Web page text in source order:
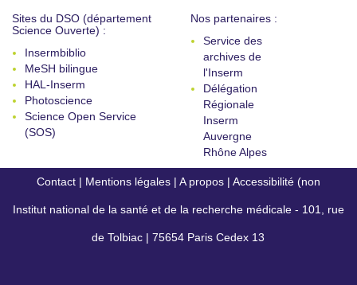
Sites du DSO (département
Science Ouverte) :
Insermbiblio
MeSH bilingue
HAL-Inserm
Photoscience
Science Open Service
(SOS)
Nos partenaires :
Service des
archives de
l'Inserm
Délégation
Régionale
Inserm
Auvergne
Rhône Alpes
Contact | Mentions légales | A propos | Accessibilité (non
conforme)
Institut national de la santé et de la recherche médicale - 101, rue
de Tolbiac | 75654 Paris Cedex 13